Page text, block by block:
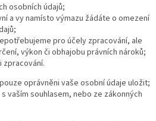
osobních údajů;
a vy namísto výmazu žádáte o omezení
pro účely zpracování, ale
výkon či obhajobu právních nároků;
oprávněni vaše osobní údaje uložit;
vaším souhlasem, nebo ze zákonných